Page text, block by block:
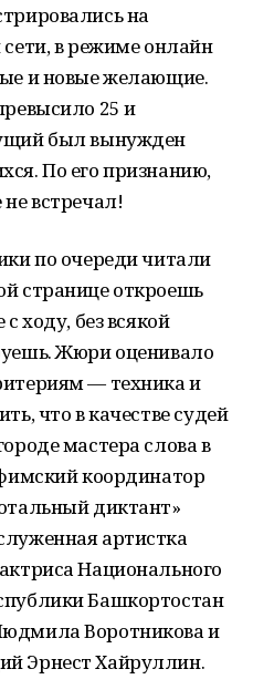
на
в режиме онлайн
и новые желающие.
25 и
был вынужден
По его признанию,
встречал!
по очереди читали
странице откроешь
ходу, без всякой
Жюри оценивало
— техника и
что в качестве судей
мастера слова в
координатор
диктант»
артистка
Национального
Башкортостан
Воротникова и
Эрнест Хайруллин.